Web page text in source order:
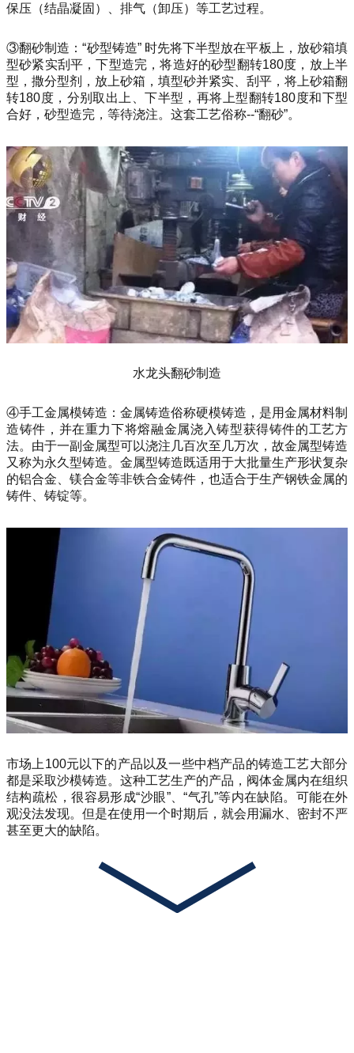
保压（结晶凝固）、排气（卸压）等工艺过程。
③翻砂制造：“砂型铸造” 时先将下半型放在平板上，放砂箱填
型砂紧实刮平，下型造完，将造好的砂型翻转180度，放上半
型，撒分型剂，放上砂箱，填型砂并紧实、刮平，将上砂箱翻
转180度，分别取出上、下半型，再将上型翻转180度和下型
合好，砂型造完，等待浇注。这套工艺俗称--“翻砂”。
水龙头翻砂制造
④手工金属模铸造：金属铸造俗称硬模铸造，是用金属材料制
造铸件，并在重力下将熔融金属浇入铸型获得铸件的工艺方
法。由于一副金属型可以浇注几百次至几万次，故金属型铸造
又称为永久型铸造。金属型铸造既适用于大批量生产形状复杂
的铝合金、镁合金等非铁合金铸件，也适合于生产钢铁金属的
铸件、铸锭等。
市场上100元以下的产品以及一些中档产品的铸造工艺大部分
都是采取沙模铸造。这种工艺生产的产品，阀体金属内在组织
结构疏松，很容易形成“沙眼”、“气孔”等内在缺陷。可能在外
观没法发现。但是在使用一个时期后，就会用漏水、密封不严
甚至更大的缺陷。